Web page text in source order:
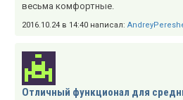
весьма комфортные.
2016.10.24 в 14:40 написал:
Отличный функционал для